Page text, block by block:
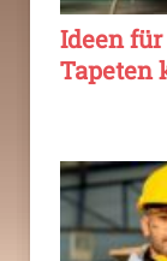
Ideen
Tapeten